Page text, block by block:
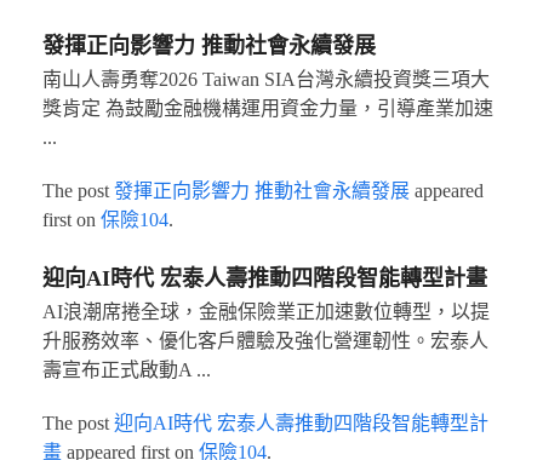
發揮正向影響力 推動社會永續發展
南山人壽勇奪2026 Taiwan SIA台灣永續投資獎三項大
獎肯定 為鼓勵金融機構運用資金力量，引導產業加速
...
The post 發揮正向影響力 推動社會永續發展appeared
first on 保險104.
迎向AI時代 宏泰人壽推動四階段智能轉型計畫
AI浪潮席捲全球，金融保險業正加速數位轉型，以提
升服務效率、優化客戶體驗及強化營運韌性。宏泰人
壽宣布正式啟動A ...
The post 迎向AI時代 宏泰人壽推動四階段智能轉型計
畫appeared first on 保險104.